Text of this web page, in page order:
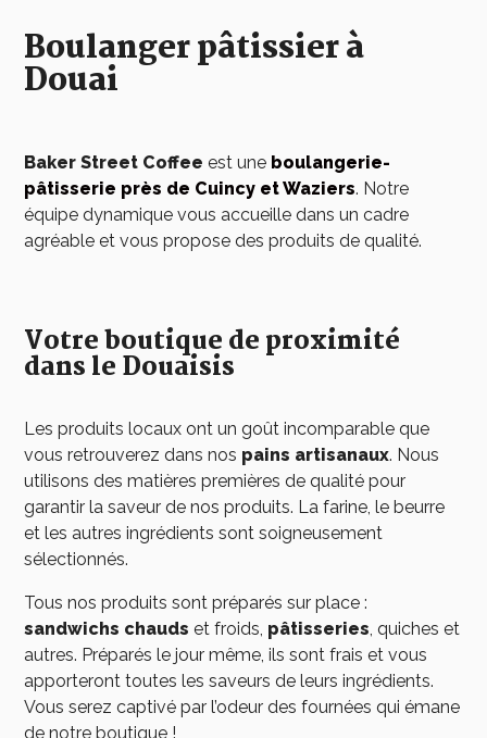
Boulanger pâtissier à
Douai
Baker Street Coffee est une boulangerie-
pâtisserie près de Cuincy et Waziers. Notre
équipe dynamique vous accueille dans un cadre
agréable et vous propose des produits de qualité.
Votre boutique de proximité
dans le Douaisis
Les produits locaux ont un goût incomparable que
vous retrouverez dans nos pains artisanaux. Nous
utilisons des matières premières de qualité pour
garantir la saveur de nos produits. La farine, le beurre
et les autres ingrédients sont soigneusement
sélectionnés.
Tous nos produits sont préparés sur place :
sandwichs chauds et froids, pâtisseries, quiches et
autres. Préparés le jour même, ils sont frais et vous
apporteront toutes les saveurs de leurs ingrédients.
Vous serez captivé par l’odeur des fournées qui émane
de notre boutique !